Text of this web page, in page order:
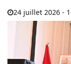
24 juillet 2026 -